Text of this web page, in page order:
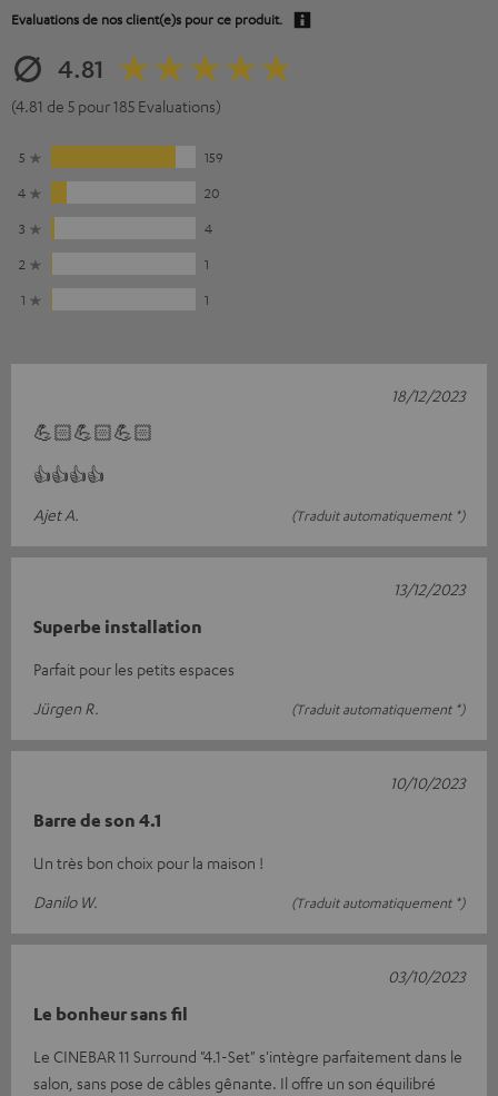
Evaluations de nos client(e)s pour ce produit.
4.81
(4.81 de 5 pour 185 Evaluations)
5
159
4
20
3
4
2
1
1
1
💪🏻💪🏻💪🏻
👍👍👍👍
Ajet A.
(Traduit automatiquement *)
18/12/2023
Superbe installation
Parfait pour les petits espaces
Jürgen R.
(Traduit automatiquement *)
13/12/2023
Barre de son 4.1
Un très bon choix pour la maison !
Danilo W.
(Traduit automatiquement *)
10/10/2023
Le bonheur sans fil
Le CINEBAR 11 Surround "4.1-Set" s'intègre parfaitement dans le
salon, sans pose de câbles gênante. Il offre un son équilibré
03/10/2023